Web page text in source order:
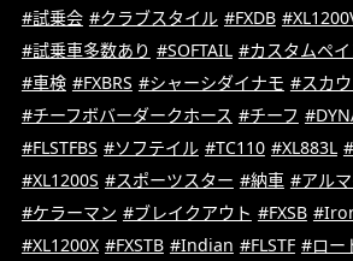
#試乗会 #クラブスタイル #FXDB
#試乗車多数あり #SOFTAIL #カスタムペ
#車検 #FXBRS #シャーシダイナモ #スカ
#チーフボバーダークホース #チーフ
#FLSTFBS #ソフテイル #TC110 #XL883L
#XL1200S #スポーツスター #納車 #アル
#ケラーマン #ブレイクアウト #FXSB
#XL1200X #FXSTB #Indian #FLSTF #ロー